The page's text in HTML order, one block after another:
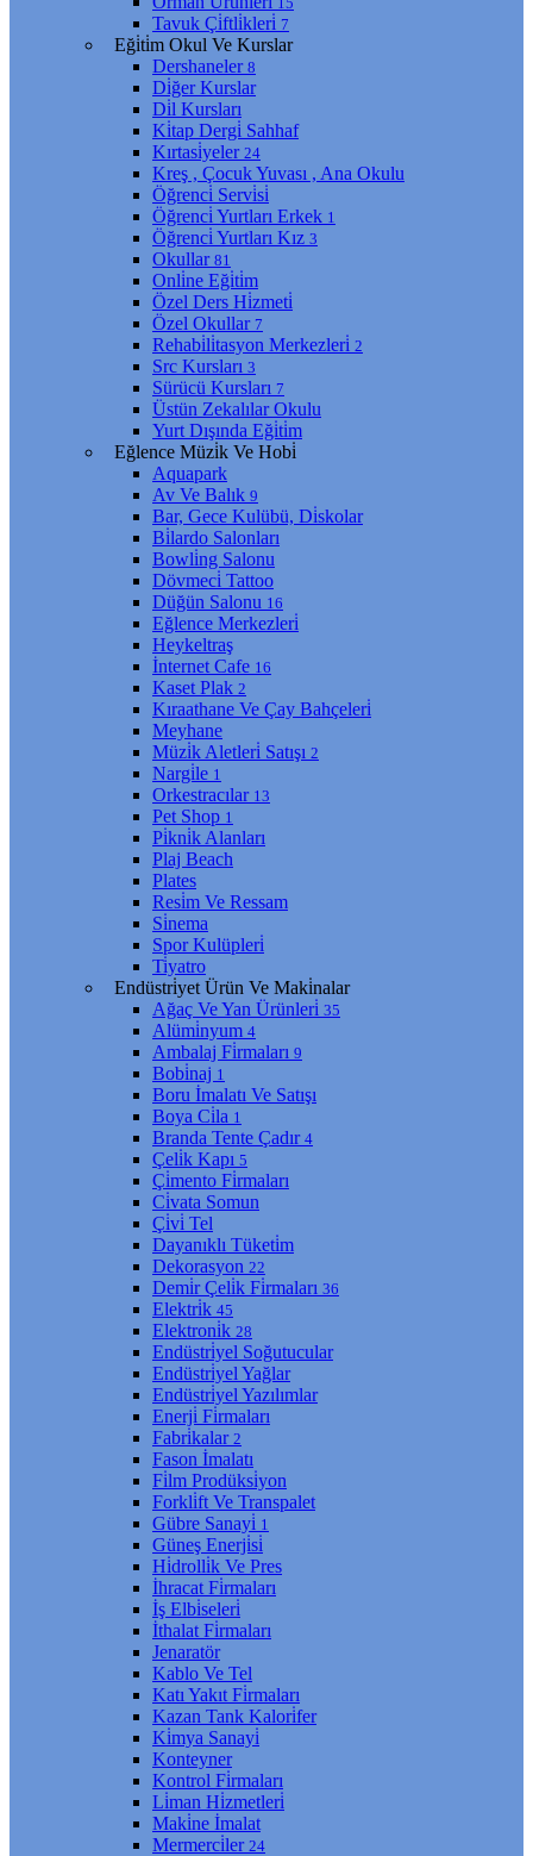
Tavuk Çi̇ftli̇kleri̇ 7
Eği̇ti̇m Okul Ve Kurslar
Dershaneler 8
Di̇ğer Kurslar
Di̇l Kursları
Ki̇tap Dergi̇ Sahhaf
Kırtasi̇yeler 24
Kreş , Çocuk Yuvası , Ana Okulu
Öğrenci̇ Servi̇si̇
Öğrenci̇ Yurtları Erkek 1
Öğrenci̇ Yurtları Kız 3
Okullar 81
Onli̇ne Eği̇ti̇m
Özel Ders Hi̇zmeti̇
Özel Okullar 7
Rehabi̇li̇tasyon Merkezleri̇ 2
Src Kursları 3
Sürücü Kursları 7
Üstün Zekalılar Okulu
Yurt Dışında Eği̇ti̇m
Eğlence Müzi̇k Ve Hobi̇
Aquapark
Av Ve Balık 9
Bar, Gece Kulübü, Di̇skolar
Bi̇lardo Salonları
Bowli̇ng Salonu
Dövmeci̇ Tattoo
Düğün Salonu 16
Eğlence Merkezleri̇
Heykeltraş
İnternet Cafe 16
Kaset Plak 2
Kıraathane Ve Çay Bahçeleri̇
Meyhane
Müzi̇k Aletleri̇ Satışı 2
Nargi̇le 1
Orkestracılar 13
Pet Shop 1
Pi̇kni̇k Alanları
Plaj Beach
Plates
Resi̇m Ve Ressam
Si̇nema
Spor Kulüpleri̇
Ti̇yatro
Endüstri̇yet Ürün Ve Maki̇nalar
Ağaç Ve Yan Ürünleri̇ 35
Alümi̇nyum 4
Ambalaj Fi̇rmaları 9
Bobi̇naj 1
Boru İmalatı Ve Satışı
Boya Ci̇la 1
Branda Tente Çadır 4
Çeli̇k Kapı 5
Çi̇mento Fi̇rmaları
Ci̇vata Somun
Çi̇vi̇ Tel
Dayanıklı Tüketi̇m
Dekorasyon 22
Demi̇r Çeli̇k Fi̇rmaları 36
Elektri̇k 45
Elektroni̇k 28
Endüstri̇yel Soğutucular
Endüstri̇yel Yağlar
Endüstri̇yel Yazılımlar
Enerji̇ Fi̇rmaları
Fabri̇kalar 2
Fason İmalatı
Fi̇lm Prodüksi̇yon
Forkli̇ft Ve Transpalet
Gübre Sanayi̇ 1
Güneş Enerji̇si̇
Hi̇drolli̇k Ve Pres
İhracat Fi̇rmaları
İş Elbi̇seleri̇
İthalat Fi̇rmaları
Jenaratör
Kablo Ve Tel
Katı Yakıt Fi̇rmaları
Kazan Tank Kalori̇fer
Ki̇mya Sanayi̇
Konteyner
Kontrol Fi̇rmaları
Li̇man Hi̇zmetleri̇
Maki̇ne İmalat
Mermerci̇ler 24